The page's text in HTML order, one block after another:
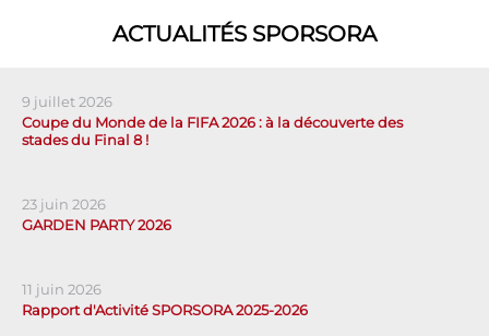
ACTUALITÉS SPORSORA
9 juillet 2026
Coupe du Monde de la FIFA 2026 : à la découverte des
stades du Final 8 !
23 juin 2026
GARDEN PARTY 2026
11 juin 2026
Rapport d'Activité SPORSORA 2025-2026